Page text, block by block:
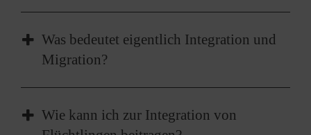
Was bedeutet eigentlich Integration und
Migration?
Die Integration
von Zugewanderten in
Deutschland soll Chancengleichheit und die
Wie kann ich zur Integration von